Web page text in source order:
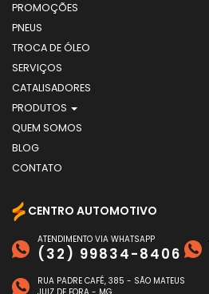
PROMOÇÕES
PNEUS
TROCA DE ÓLEO
SERVIÇOS
CATALISADORES
PRODUTOS
QUEM SOMOS
BLOG
CONTATO
CENTRO AUTOMOTIVO
ATENDIMENTO VIA WHATSAPP
(32) 99834-8406
RUA PADRE CAFÉ, 385 - SÃO MATEUS